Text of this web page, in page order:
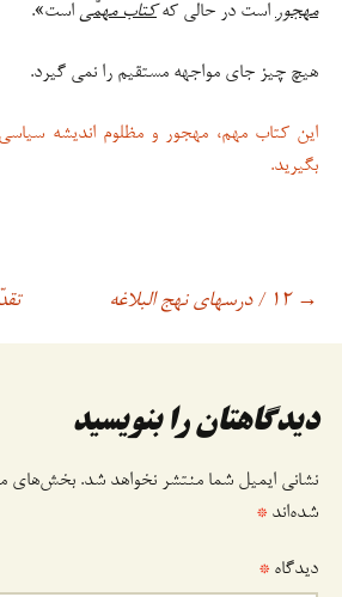
مهجور است در حالی ‌کهکتاب مهمّی است».
هیچ چیز جای مواجهه مستقیم را نمی گیرد.
بگیرید.
ناوبری
نوشته
→ ۱۲ / درسهای نهج البلاغه
دیدگاهتان را بنویسید
نشانی ایمیل شما منتشر نخواهد شد. بخش‌های
شده‌اند *
دیدگاه *